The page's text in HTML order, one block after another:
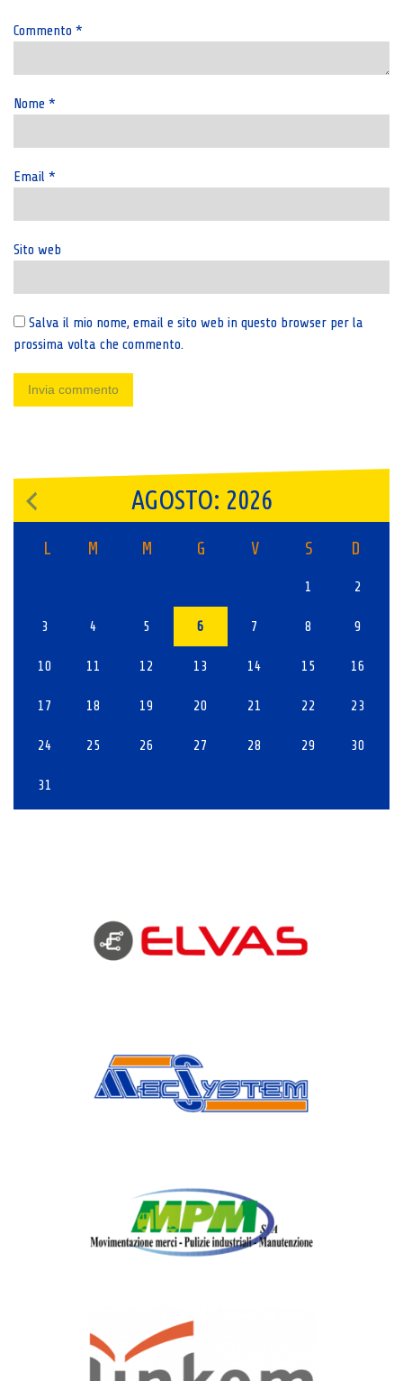
Commento *
Nome *
Email *
Sito web
Salva il mio nome, email e sito web in questo browser per la
prossima volta che commento.
AGOSTO: 2026
L M M G V S D
1 2
3 4 5 6 7 8 9
10 11 12 13 14 15 16
17 18 19 20 21 22 23
24 25 26 27 28 29 30
31